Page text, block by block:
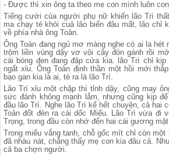
- Được thì xin ông ta theo mẹ con mình luôn
Tiếng cười của người phụ nữ khiến lão Trì
ma chạy té khói cuả lão biến đâu mất, lão chỉ
về phía nhà ông Toản.
Ông Toản đang ngủ mơ màng nghe có ai la
trộm liền vùng dậy vơ vội cây đòn gánh rồi
cái bóng đen đang đập cửa kia. lão Trì chỉ
ngất xỉu. Ông Toản định thần một hồi mới
bạo gan kia là ai, té ra là lão Trì.
Lão Trì xỉu một chặp thì tỉnh dậy, cũng may
sức đánh không mạnh lắm, nhưng cũng kịp
đầu lão Trì. Nghe lão Trì kể hết chuyện, cả hai
Toản đốt đèn ra cái dốc Miếu. Lão Trì vừa đi
Trọng, trong đầu còn nhớ đến hai cái gương
Trong miếu vắng tanh, chỗ gốc mít chỉ còn
đã nhàu nát, chẳng thấy mẹ con kia đâu cả.
cả ba chợn người.